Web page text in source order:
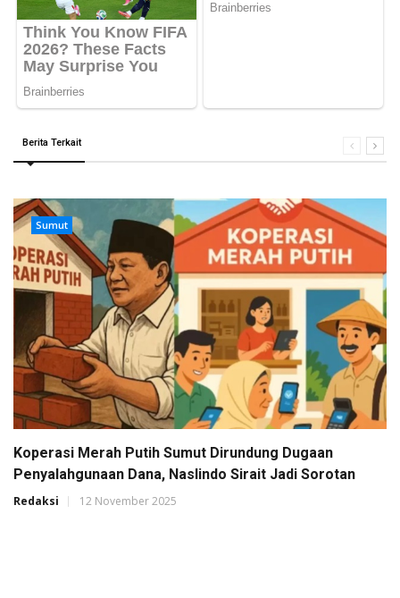
Berita Terkait
Sumut
Koperasi Merah Putih Sumut Dirundung Dugaan
Penyalahgunaan Dana, Naslindo Sirait Jadi Sorotan
Redaksi 12 November 2025